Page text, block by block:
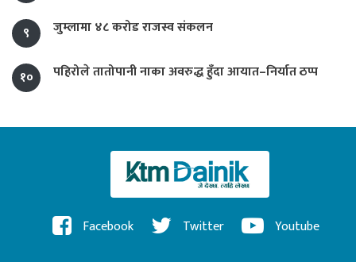
९ जुम्लामा ४८ करोड राजस्व संकलन
१० पहिरोले तातोपानी नाका अवरुद्ध हुँदा आयात–निर्यात ठप्प
Facebook Twitter Youtube